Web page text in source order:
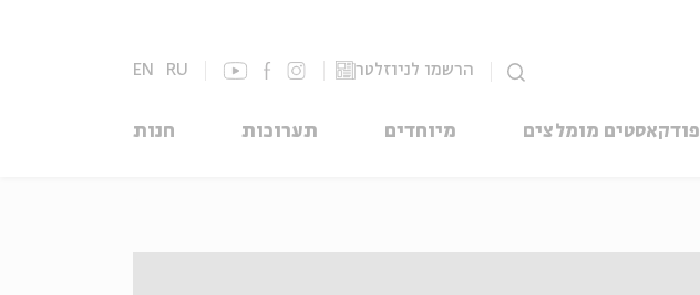
הרשמו לניוזלטר EN RU
פודקאסטים מומלצים מיוחדים תערוכות חנות